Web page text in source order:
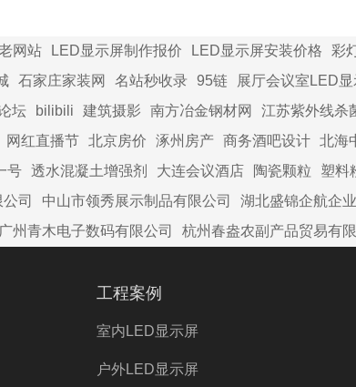
网站 LED显示屏制作报价 LED显示屏安装价格 彩
石家庄家装网 名站秒收录 95链 展厅会议室LED
坛 bilibili 建筑摄影 南方冶金钢材网 江苏紫外线杀
网红直播节 北京房价 涿州房产 商务酒吧设计 北海
号 透水混凝土增强剂 大连会议酒店 陶瓷颗粒 塑料
司 中山市领秀展示制品有限公司 湖北盛锦企航企
广州青木电子数码有限公司 杭州春盎农副产品贸易有
工程案例
室内LED显示屏
户外LED显示屏